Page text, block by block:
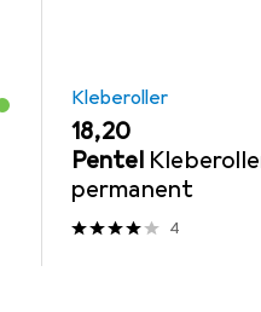
Kleberoller
EUR
18,20
Pentel
permanent
4